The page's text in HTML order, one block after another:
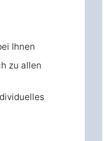
Ihnen
zu allen